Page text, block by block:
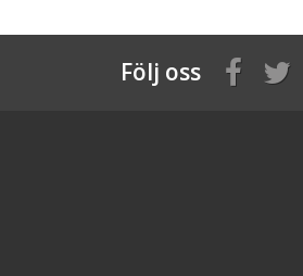
Följ oss